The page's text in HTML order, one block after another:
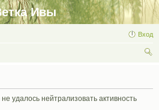
Ивы
Вход
удалось нейтрализовать активность